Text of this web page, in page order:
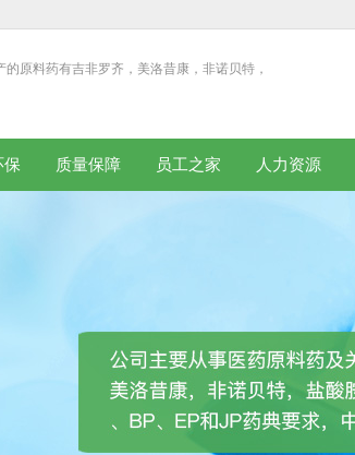
原料药有吉非罗齐，美洛昔康，非诺贝特，
保 质量保障 员工之家 人力资源